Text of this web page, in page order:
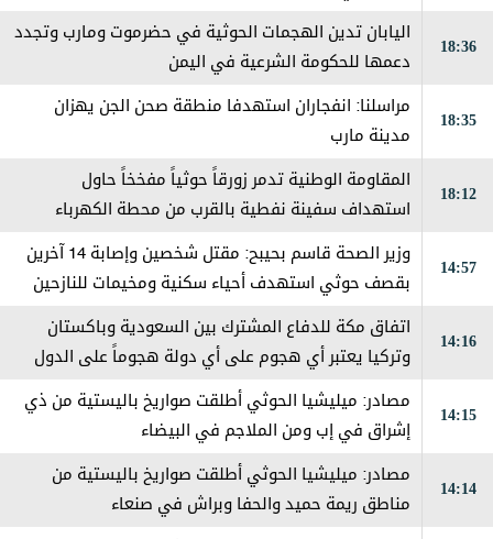
18:36
اليابان تدين الهجمات الحوثية في حضرموت ومارب وتجدد
دعمها للحكومة الشرعية في اليمن
18:35
مراسلنا: انفجاران استهدفا منطقة صحن الجن يهزان
مدينة مارب
18:12
المقاومة الوطنية تدمر زورقاً حوثياً مفخخاً حاول
استهداف سفينة نفطية بالقرب من محطة الكهرباء
14:57
وزير الصحة قاسم بحيبح: مقتل شخصين وإصابة 14 آخرين
بقصف حوثي استهدف أحياء سكنية ومخيمات للنازحين
14:16
اتفاق مكة للدفاع المشترك بين السعودية وباكستان
وتركيا يعتبر ‏أي هجوم على أي دولة هجوماً على الدول
14:15
مصادر: ميليشيا الحوثي أطلقت صواريخ باليستية من ذي
إشراق في إب ومن الملاجم في البيضاء
14:14
مصادر: ميليشيا الحوثي أطلقت صواريخ باليستية من
مناطق ريمة حميد والحفا وبراش في صنعاء